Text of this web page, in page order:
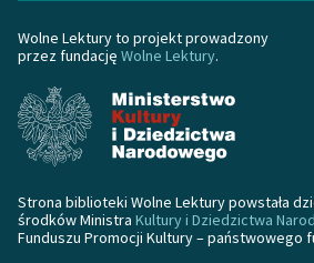
Dane fundacji i
sprawozdania finansowe
Regulamin darowizn
wrażliwych
Deklaracja dostępności
Wolne Lektury to projekt prowadzony
przez fundację Wolne Lektury.
Strona biblioteki Wolne Lektury powstała
środków Ministra Kultury i Dziedzictwa
Funduszu Promocji Kultury – państwowego